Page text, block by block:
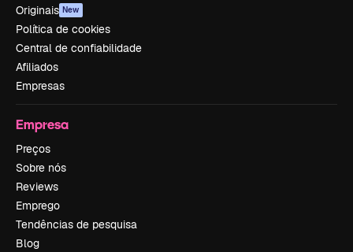
Originais New
Política de cookies
Central de confiabilidade
Afiliados
Empresas
Empresa
Preços
Sobre nós
Reviews
Emprego
Tendências de pesquisa
Blog